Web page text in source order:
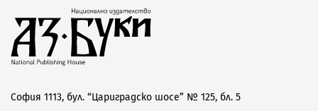
София 1113, бул. “Цариградско шосе” № 125, бл. 5